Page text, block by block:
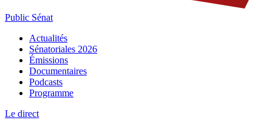
Public Sénat
Actualités
Sénatoriales 2026
Émissions
Documentaires
Podcasts
Programme
Le direct